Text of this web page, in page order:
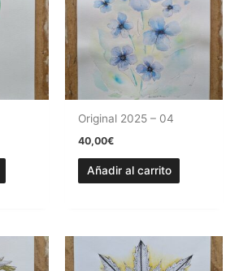
Original 2025 – 04
40,00€
Añadir al carrito